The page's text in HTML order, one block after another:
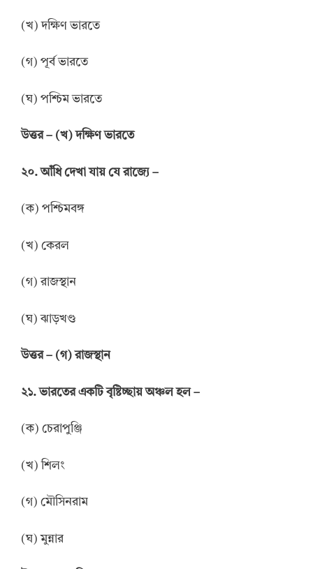
(খ) দক্ষিণ ভারতে
(গ) পূর্ব ভারতে
(ঘ) পশ্চিম ভারতে
উত্তর– (খ) দক্ষিণ ভারতে
২০. আঁধি দেখা যায় যে রাজ্যে –
(ক) পশ্চিমবঙ্গ
(খ) কেরল
(গ) রাজস্থান
(ঘ) ঝাড়খণ্ড
উত্তর– (গ) রাজস্থান
২১. ভারতের একটি বৃষ্টিচ্ছায় অঞ্চল হল –
(ক) চেরাপুঞ্জি
(খ) শিলং
(গ) মৌসিনরাম
(ঘ) মুন্নার